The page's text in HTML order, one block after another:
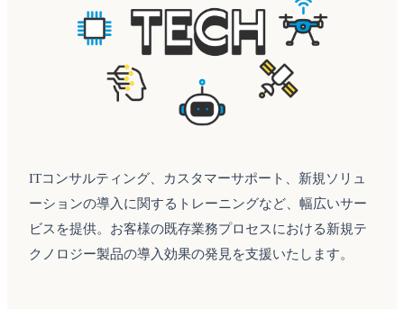
ITコンサルティング、カスタマーサポート、新規ソリュ
ーションの導入に関するトレーニングなど、幅広いサー
ビスを提供。お客様の既存業務プロセスにおける新規テ
クノロジー製品の導入効果の発見を支援いたします。